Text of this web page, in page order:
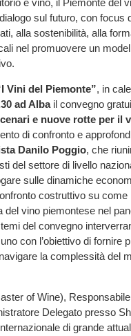
e vino, il Piemonte del
sul futuro, con focus
alla sostenibilità, alla
nel promuovere un
Vini del Piemonte”, in
ad Alba il convegno
e nuove rotte per il
di confronto e
Danilo Poggio, che
del settore di livello
sulle dinamiche
costruttivo su come
del vino piemontese nel
del convegno
con l’obiettivo di fornire
la complessità del
of Wine),
Delegato presso
di grande